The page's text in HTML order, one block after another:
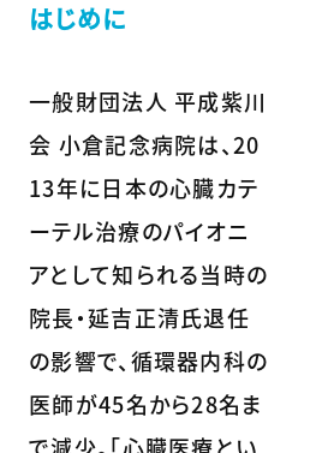
はじめに
一般財団法人 平成紫川
会 小倉記念病院は、20
13年に日本の心臓カテ
ーテル治療のパイオニ
アとして知られる当時の
院長・延吉正清氏退任
の影響で、循環器内科の
医師が45名から28名ま